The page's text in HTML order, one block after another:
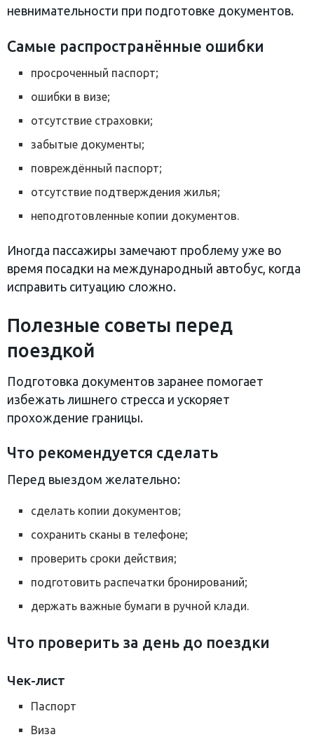
невнимательности при подготовке документов.
Самые распространённые ошибки
просроченный паспорт;
ошибки в визе;
отсутствие страховки;
забытые документы;
повреждённый паспорт;
отсутствие подтверждения жилья;
неподготовленные копии документов.
Иногда пассажиры замечают проблему уже во
время посадки на международный автобус, когда
исправить ситуацию сложно.
Полезные советы перед
поездкой
Подготовка документов заранее помогает
избежать лишнего стресса и ускоряет
прохождение границы.
Что рекомендуется сделать
Перед выездом желательно:
сделать копии документов;
сохранить сканы в телефоне;
проверить сроки действия;
подготовить распечатки бронирований;
держать важные бумаги в ручной клади.
Что проверить за день до поездки
Чек-лист
Паспорт
Виза